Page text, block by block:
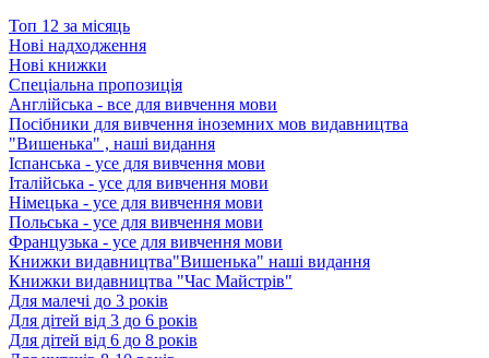
Топ 12 за місяць
Нові надходження
Нові книжки
Спеціальна пропозиція
Англійська - все для вивчення мови
Посібники для вивчення іноземних мов видавництва
"Вишенька" , наші видання
Іспанська - усе для вивчення мови
Італійська - усе для вивчення мови
Німецька - усе для вивчення мови
Польська - усе для вивчення мови
Французька - усе для вивчення мови
Книжки видавництва"Вишенька" наші видання
Книжки видавництва "Час Майстрів"
Для малечі до 3 років
Для дітей від 3 до 6 років
Для дітей від 6 до 8 років